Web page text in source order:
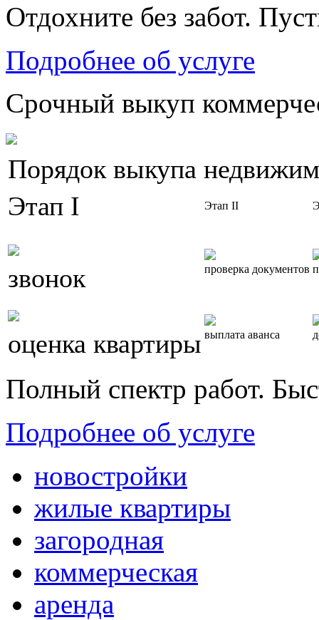
Отдохните без забот.
Подробнее об услуге
Срочный выкуп
Порядок выкупа
Этап I
Этап II
звонок проверка документов
оценка квартиры выплата аванса
Полный спектр работ.
Подробнее об услуге
новостройки
жилые квартиры
загородная
коммерческая
аренда